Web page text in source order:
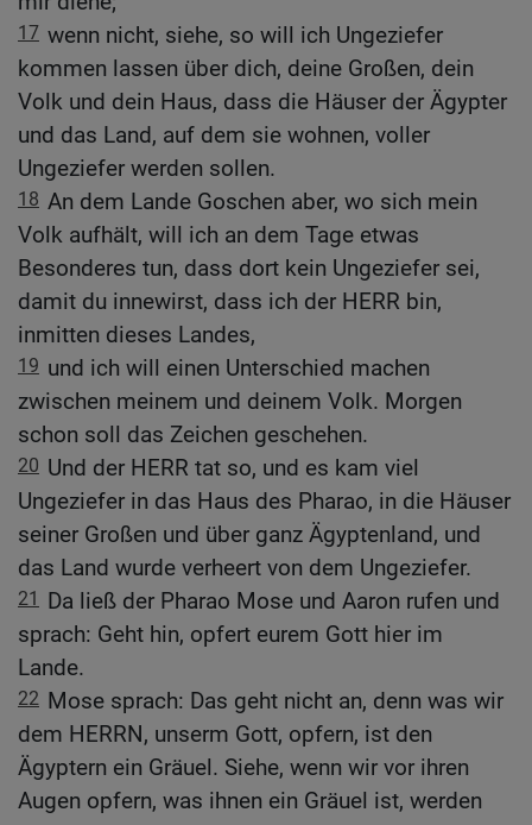
17 wenn nicht, siehe, so will ich Ungeziefer
kommen lassen über dich, deine Großen, dein
Volk und dein Haus, dass die Häuser der Ägypter
und das Land, auf dem sie wohnen, voller
Ungeziefer werden sollen.
18 An dem Lande Goschen aber, wo sich mein
Volk aufhält, will ich an dem Tage etwas
Besonderes tun, dass dort kein Ungeziefer sei,
damit du innewirst, dass ich der HERR bin,
inmitten dieses Landes,
19 und ich will einen Unterschied machen
zwischen meinem und deinem Volk. Morgen
schon soll das Zeichen geschehen.
20 Und der HERR tat so, und es kam viel
Ungeziefer in das Haus des Pharao, in die Häuser
seiner Großen und über ganz Ägyptenland, und
das Land wurde verheert von dem Ungeziefer.
21
Da ließ der Pharao Mose und Aaron rufen und
sprach: Geht hin, opfert eurem Gott hier im
Lande.
22 Mose sprach: Das geht nicht an, denn was wir
dem HERRN, unserm Gott, opfern, ist den
Ägyptern ein Gräuel. Siehe, wenn wir vor ihren
Augen opfern, was ihnen ein Gräuel ist, werden